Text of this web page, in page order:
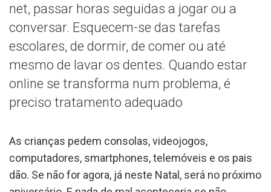
net, passar horas seguidas a jogar ou a
conversar. Esquecem-se das tarefas
escolares, de dormir, de comer ou até
mesmo de lavar os dentes. Quando estar
online se transforma num problema, é
preciso tratamento adequado
As crianças pedem consolas, videojogos,
computadores, smartphones, telemóveis e os pais
dão. Se não for agora, já neste Natal, será no próximo